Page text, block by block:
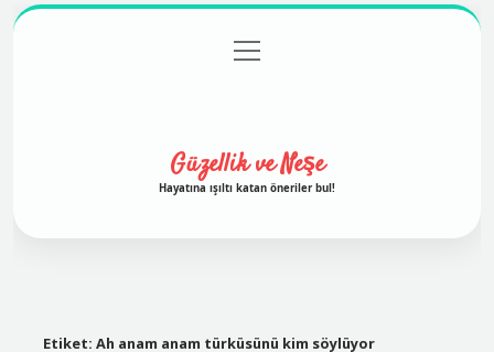
Gizlilik Politikası
menüyü
aç
Güzellik ve Neşe
Hayatına ışıltı katan öneriler bul!
Etiket: Ah anam anam türküsünü kim söylüyor